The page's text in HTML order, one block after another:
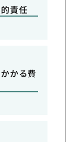
責任
かる費